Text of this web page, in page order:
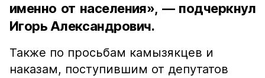
именно от населения», — подчеркнул
Игорь Александрович.
Также по просьбам камызякцев и
наказам, поступившим от депутатов